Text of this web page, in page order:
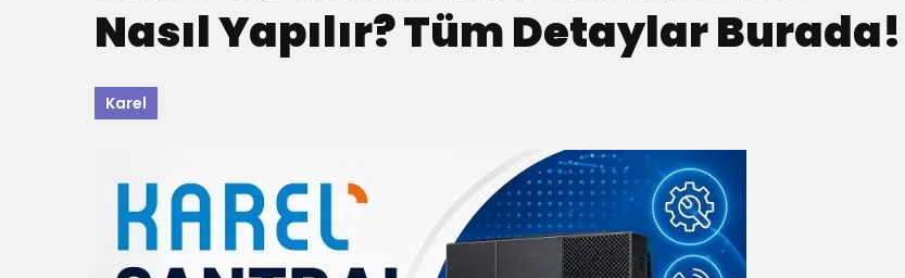
Nasıl Yapılır? Tüm Detaylar Burada!
Karel